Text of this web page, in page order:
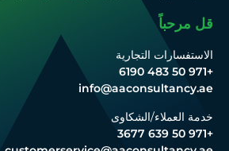
قل مرحباً
الاستفسارات التجارية
+971 50 483 6190
info@aaconsultancy.ae
خدمة العملاء/الشكاوى
+971 50 639 3677